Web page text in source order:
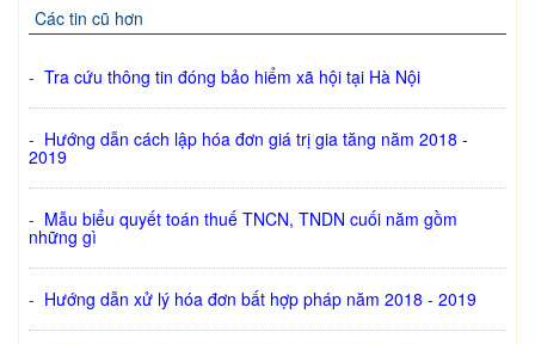
Các tin cũ hơn
- Tra cứu thông tin đóng bảo hiểm xã hội tại Hà Nội
- Hướng dẫn cách lập hóa đơn giá trị gia tăng năm 2018 -
2019
- Mẫu biểu quyết toán thuế TNCN, TNDN cuối năm gồm
những gì
- Hướng dẫn xử lý hóa đơn bất hợp pháp năm 2018 - 2019